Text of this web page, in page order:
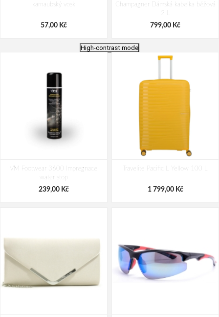
karnaubský vosk
57,00 Kč
Champagner Dámská kabelka béžová
2 L
799,00 Kč
modrá Modrá 1 l
69,00 Kč
05 modrá 30 L
High-contrast mode
VM Footwear 3600 Impregnace
water stop
239,00 Kč
Travelite Pacific L Yellow 100 L
1 799,00 Kč